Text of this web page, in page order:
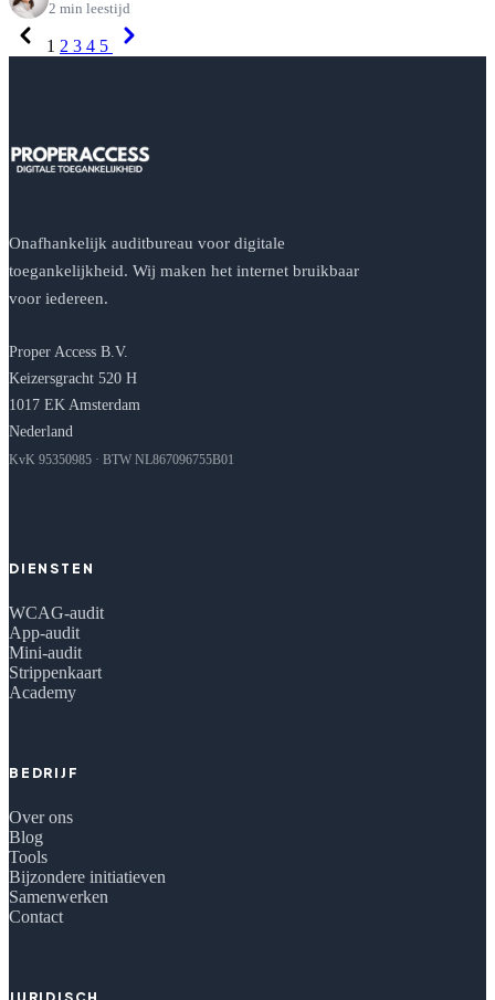
2 min leestijd
Previous
1 2 3 4 5
Next
Onafhankelijk auditbureau voor digitale
toegankelijkheid. Wij maken het internet bruikbaar
voor iedereen.
Proper Access B.V.
Keizersgracht 520 H
1017 EK Amsterdam
Nederland
KvK 95350985 · BTW NL867096755B01
DIENSTEN
WCAG-audit
App-audit
Mini-audit
Strippenkaart
Academy
BEDRIJF
Over ons
Blog
Tools
Bijzondere initiatieven
Samenwerken
Contact